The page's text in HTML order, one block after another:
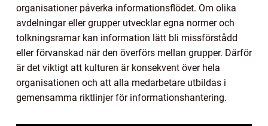
organisationer påverka informationsflödet. Om olika
avdelningar eller grupper utvecklar egna normer och
tolkningsramar kan information lätt bli missförstådd
eller förvanskad när den överförs mellan grupper. Därför
är det viktigt att kulturen är konsekvent över hela
organisationen och att alla medarbetare utbildas i
gemensamma riktlinjer för informationshantering.